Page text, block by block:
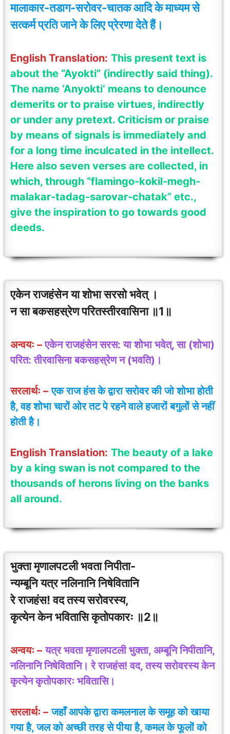
मालाकार-तडाग-सरोवर-चातक आदि के माध्यम से
सत्कर्म प्रति जाने के लिए प्रेरणा देते हैं।
English Translation: This present text is
about the “Ayokti” (indirectly said thing).
The name ‘Anyokti’ means to denounce
demerits or to praise virtues, indirectly
or under any pretext. Criticism or praise
by means of signals is immediately and
for a long time inculcated in the intellect.
Here also seven verses are collected, in
which, through “flamingo-kokil-megh-
malakar-tadag-sarovar-chatak” etc.,
give the inspiration to go towards good
deeds.
एकेन राजहंसेन या शोभा सरसो भवेत् ।
न सा बकसहस्रेण परितस्तीरवासिना ॥1॥
अन्वयः – एकेन राजहंसेन सरस: या शोभा भवेत्, सा (शोभा)
परित: तीरवासिना बकसहस्रेण न (भवति)।
सरलार्थः – एक राज हंस के द्वारा सरोवर की जो शोभा होती
है, वह शोभा चारों ओर तट पे रहने वाले हजारों बगुलों से नहीं
होती है।
English Translation: The beauty of a lake
by a king swan is not compared to the
thousands of herons living on the banks
all around.
भुक्ता मृणालपटली भवता निपीता-
न्यम्बूनि यत्र नलिनानि निषेवितानि
रे राजहंस! वद तस्य सरोवरस्य,
कृत्येन केन भवितासि कृतोपकारः ॥2॥
अन्वयः – यत्र भवता मृणालपटली भुक्ता, अम्बूनि निपीतानि,
नलिनानि निषेवितानि। रे राजहंस!वद, तस्य सरोवरस्य केन
कृत्येन कृतोपकारः भवितासि।
सरलार्थः – जहाँ आपके द्वारा कमलनाल के समूह को खाया
गया है, जल को अच्छी तरह से पीया है, कमल के फूलों को